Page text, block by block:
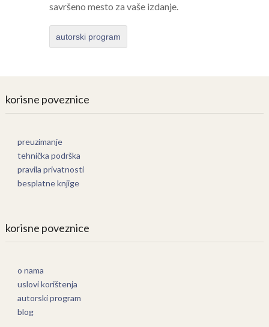
savršeno mesto za vaše izdanje.
autorski program
korisne poveznice
preuzimanje
tehnička podrška
pravila privatnosti
besplatne knjige
korisne poveznice
o nama
uslovi korištenja
autorski program
blog